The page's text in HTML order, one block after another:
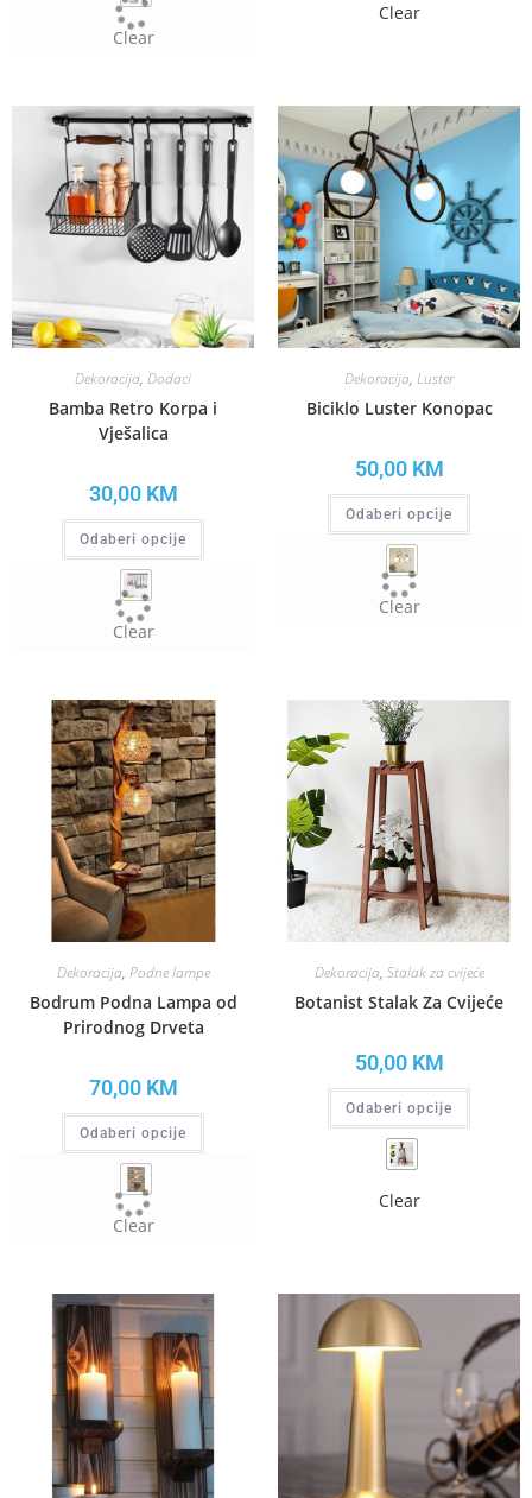
Clear
Clear
Dekoracija, Dodaci
Bamba Retro Korpa i
Vješalica
30,00 KM
Odaberi opcije
Clear
Dekoracija, Luster
Biciklo Luster Konopac
50,00 KM
Odaberi opcije
Clear
Dekoracija, Podne lampe
Bodrum Podna Lampa od
Prirodnog Drveta
70,00 KM
Odaberi opcije
Clear
Dekoracija, Stalak za cvijeće
Botanist Stalak Za Cvijeće
50,00 KM
Odaberi opcije
Clear